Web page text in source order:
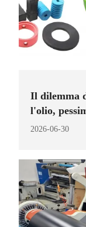
Il dilemma
l'olio,
scegliere?
2026-06-30